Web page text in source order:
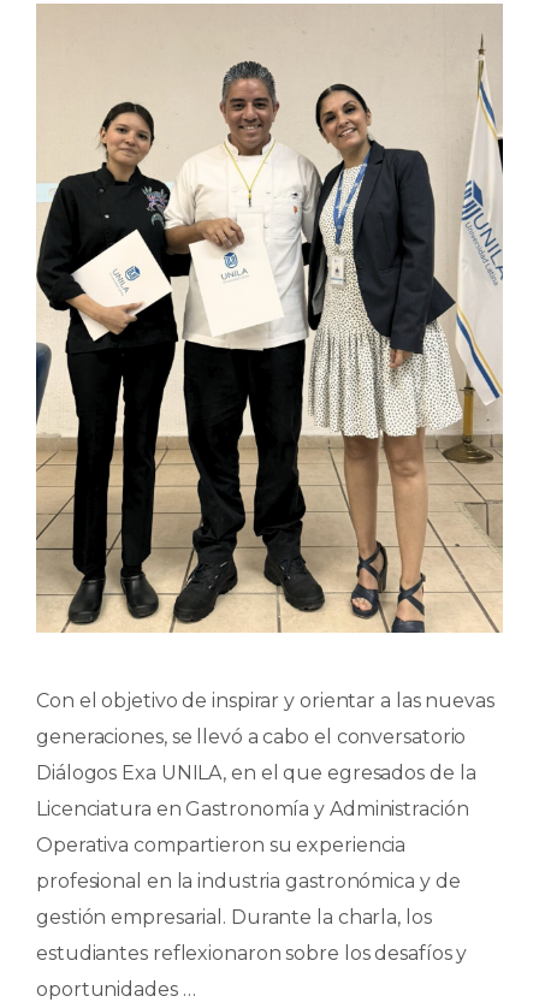
Con el objetivo de inspirar y orientar a las nuevas
generaciones, se llevó a cabo el conversatorio
Diálogos Exa UNILA, en el que egresados de la
Licenciatura en Gastronomía y Administración
Operativa compartieron su experiencia
profesional en la industria gastronómica y de
gestión empresarial. Durante la charla, los
estudiantes reflexionaron sobre los desafíos y
oportunidades …